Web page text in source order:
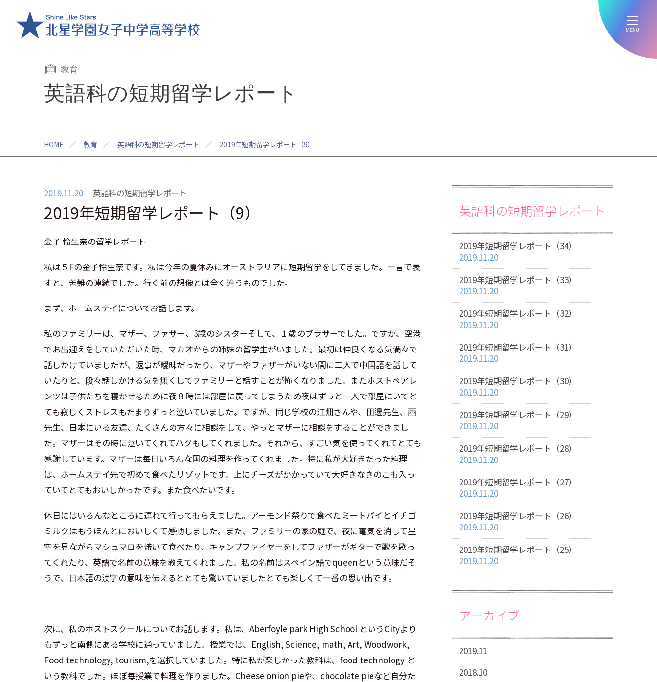
MENU
教育
英語科の短期留学レポート
HOME ／ 教育 ／ 英語科の短期留学レポート ／ 2019年短期留学レポート（9）
2019.11.20 英語科の短期留学レポート
2019年短期留学レポート（9）
金子 怜生奈の留学レポート
私は５ Fの金子怜生奈です。私は今年の夏休みにオーストラリアに短期留学をしてきました。一言で表
すと、苦難の連続でした。行く前の想像とは全く違うものでした。
まず、ホームステイについてお話します。
私のファミリーは、マザー、ファザー、 3歳のシスターそして、１歳のブラザーでした。ですが、空港
でお出迎えをしていただいた時、マカオからの姉妹の留学生がいました。最初は仲良くなる気満々で
話しかけていましたが、返事が曖昧だったり、マザーやファザーがいない間に二人で中国語を話して
いたりと、段々話しかける気を無くしてファミリーと話すことが怖くなりました。またホストペアレ
ンツは子供たちを寝かせるために夜８時には部屋に戻ってしまうため夜はずっと一人で部屋にいてと
ても寂しくストレスもたまりずっと泣いていました。ですが、同じ学校の江畑さんや、田邊先生、西
先生、日本にいる友達、たくさんの方々に相談をして、やっとマザーに相談をすることができまし
た。マザーはその時に泣いてくれてハグもしてくれました。それから、すごい気を使ってくれてとても
感謝しています。マザーは毎日いろんな国の料理を作ってくれました。特に私が大好きだった料理
は、ホームステイ先で初めて食べたリゾットです。上にチーズがかかっていて大好きなきのこも入っ
ていてとてもおいしかったです。また食べたいです。
休日にはいろんなところに連れて行ってもらえました。アーモンド祭りで食べたミートパイとイチゴ
ミルクはもうほんとにおいしくて感動しました。また、ファミリーの家の庭で、夜に電気を消して星
空を見ながらマシュマロを焼いて食べたり、キャンプファイヤーをしてファザーがギターで歌を歌っ
てくれたり、英語で名前の意味を教えてくれました。私の名前はスペイン語でqueenという意味だそ
うで、日本語の漢字の意味を伝えるととても驚いていましたとても楽しくて一番の思い出です。
次に、私のホストスクールについてお話します。私は、 Aberfoyle park High School というCityより
もずっと南側にある学校に通っていました。授業では、 English, Science, math, Art, Woodwork,
Food technology, tourism,を選択していました。特に私が楽しかった教科は、 food technology と
いう教科でした。ほぼ毎授業で料理を作りました。 Cheese onion pieや、 chocolate pieなど自分た
英語科の短期留学レポート
2019年短期留学レポート（34）
2019.11.20
2019年短期留学レポート（33）
2019.11.20
2019年短期留学レポート（32）
2019.11.20
2019年短期留学レポート（31）
2019.11.20
2019年短期留学レポート（30）
2019.11.20
2019年短期留学レポート（29）
2019.11.20
2019年短期留学レポート（28）
2019.11.20
2019年短期留学レポート（27）
2019.11.20
2019年短期留学レポート（26）
2019.11.20
2019年短期留学レポート（25）
2019.11.20
アーカイブ
2019.11
2018.10